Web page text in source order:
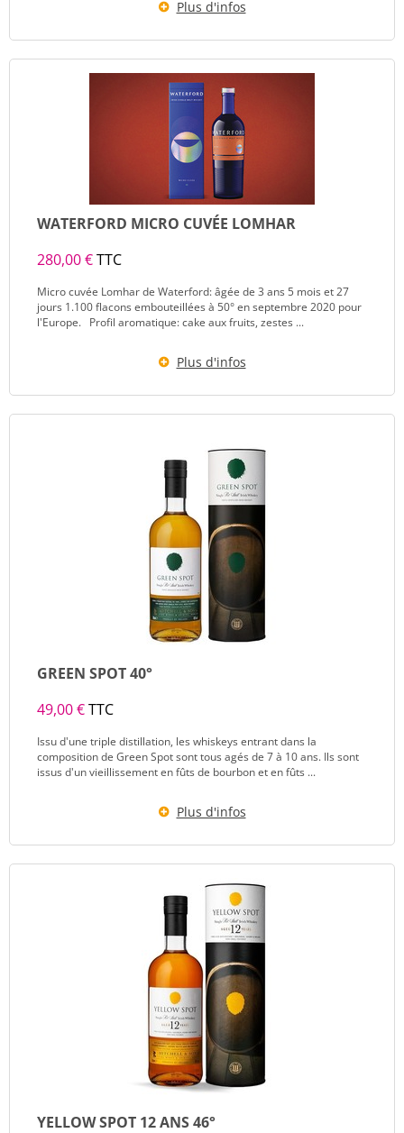
Plus d'infos
WATERFORD MICRO CUVÉE LOMHAR
280,00 €TTC
Micro cuvée Lomhar de Waterford: âgée de 3 ans 5 mois et 27
jours 1.100 flacons embouteillées à 50° en septembre 2020 pour
l'Europe. Profil aromatique: cake aux fruits, zestes ...
Plus d'infos
GREEN SPOT 40°
49,00 €TTC
Issu d'une triple distillation, les whiskeys entrant dans la
composition de Green Spot sont tous agés de 7 à 10 ans. Ils sont
issus d'un vieillissement en fûts de bourbon et en fûts ...
Plus d'infos
YELLOW SPOT 12 ANS 46°